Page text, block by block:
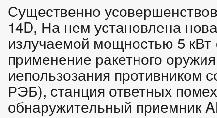
Существенно
14D, На нем установлена
излучаемой мощностью 5 кВт
применение ракетного
иепользозания противником
РЭБ), станция ответных
обнаружительный приемник